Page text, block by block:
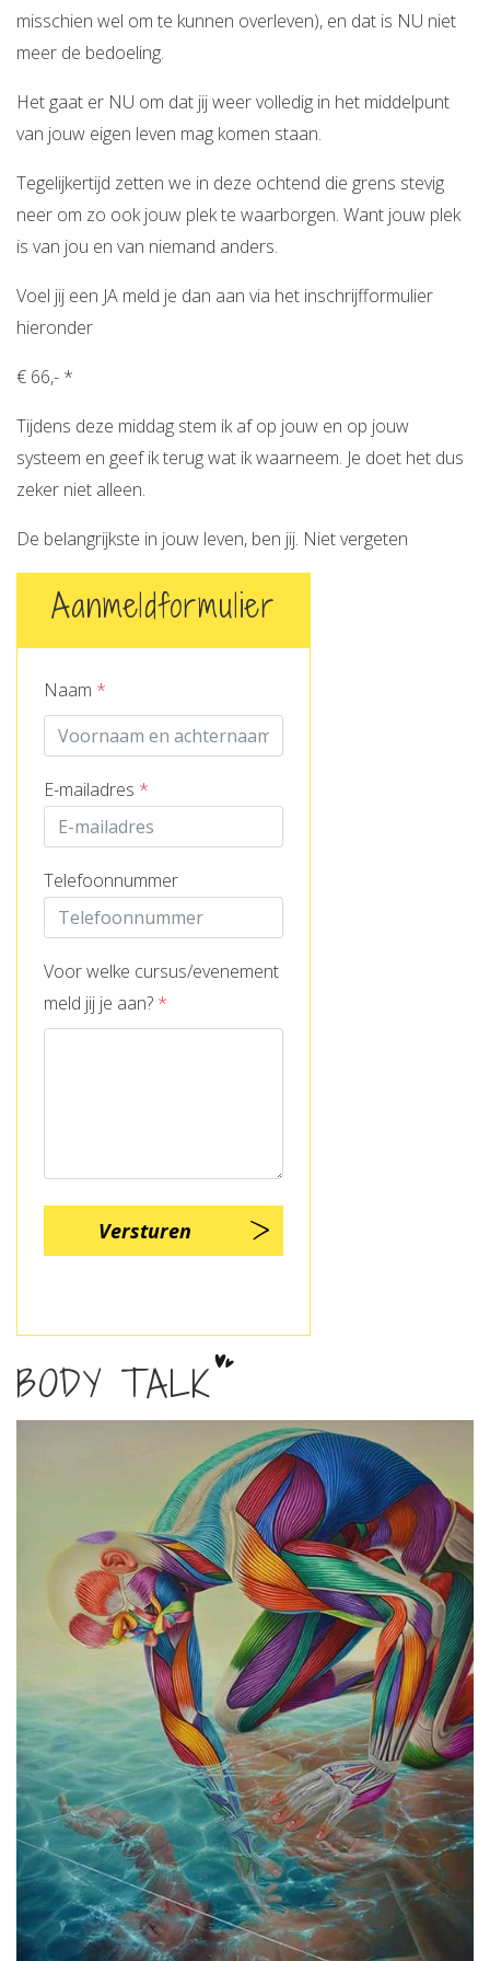
misschien wel om te kunnen overleven), en dat is NU niet
meer de bedoeling.
Het gaat er NU om dat jij weer volledig in het middelpunt
van jouw eigen leven mag komen staan.
Tegelijkertijd zetten we in deze ochtend die grens stevig
neer om zo ook jouw plek te waarborgen. Want jouw plek
is van jou en van niemand anders.
Voel jij een JA meld je dan aan via het inschrijfformulier
hieronder
€ 66,- *
Tijdens deze middag stem ik af op jouw en op jouw
systeem en geef ik terug wat ik waarneem. Je doet het dus
zeker niet alleen.
De belangrijkste in jouw leven, ben jij. Niet vergeten
Aanmeldformulier
Naam *
E-mailadres *
Telefoonnummer
Voor welke cursus/evenement
meld jij je aan? *
BODY TALK